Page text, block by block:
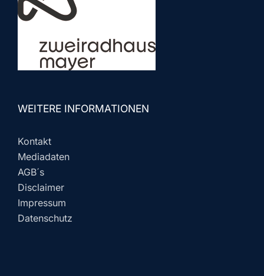
WEITERE INFORMATIONEN
Kontakt
Mediadaten
AGB´s
Disclaimer
Impressum
Datenschutz